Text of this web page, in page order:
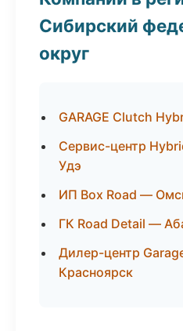
Сибирский
округ
GARAGE Clutch
Сервис-центр
Удэ
ИП Box Road —
ГК Road Detail —
Дилер-центр
Красноярск